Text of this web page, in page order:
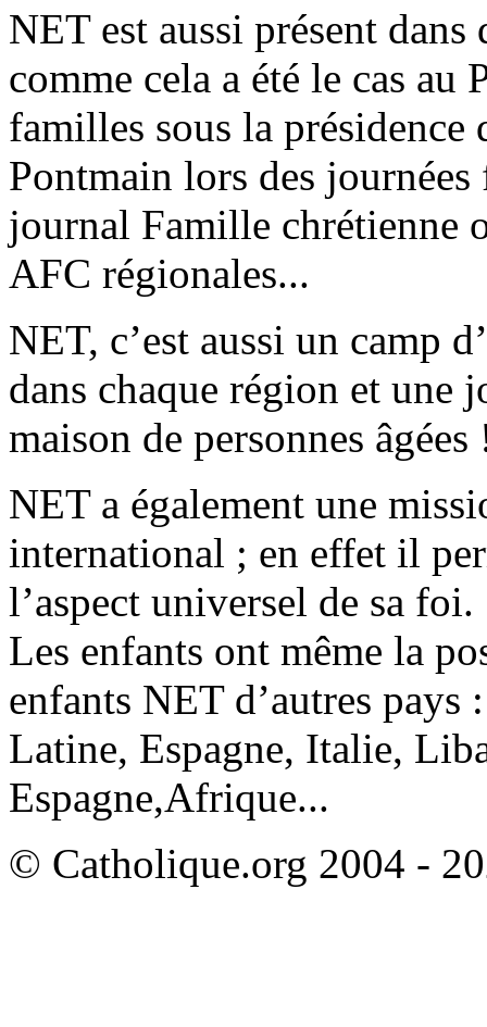
NET est aussi présent
comme cela a été le cas
familles sous la
Pontmain lors des
journal Famille chrétienne
AFC régionales...
NET, c’est aussi un camp
dans chaque région et une
maison de personnes âgées
NET a également une
international ; en effet il
l’aspect universel de sa foi.
Les enfants ont même la
enfants NET d’autres
Latine, Espagne, Italie,
Espagne,Afrique...
© Catholique.org 2004 -